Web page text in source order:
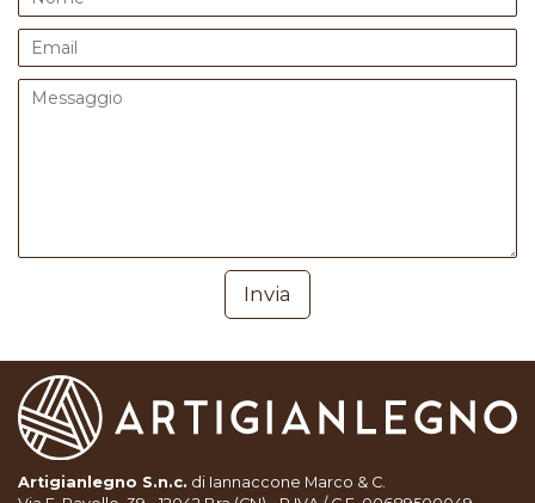
Artigianlegno S.n.c. di Iannaccone Marco & C.